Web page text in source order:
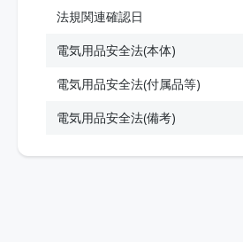
法規関連確認日
電気用品安全法(本体)
電気用品安全法(付属品等)
電気用品安全法(備考)